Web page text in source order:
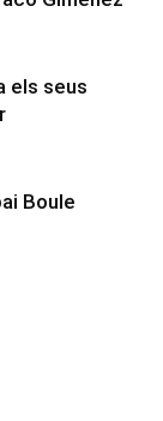
els seus
Boule